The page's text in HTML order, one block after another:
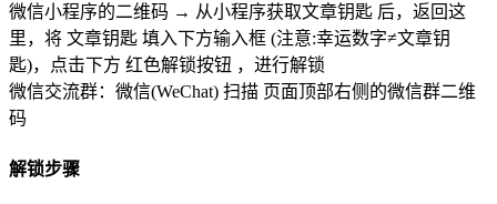
微信小程序的二维码 → 从小程序获取文章钥匙 后，返回这
里，将 文章钥匙 填入下方输入框 (注意:幸运数字≠文章钥
匙)，点击下方 红色解锁按钮 ，进行解锁
微信交流群：微信(WeChat) 扫描 页面顶部右侧的微信群二维
码
解锁步骤